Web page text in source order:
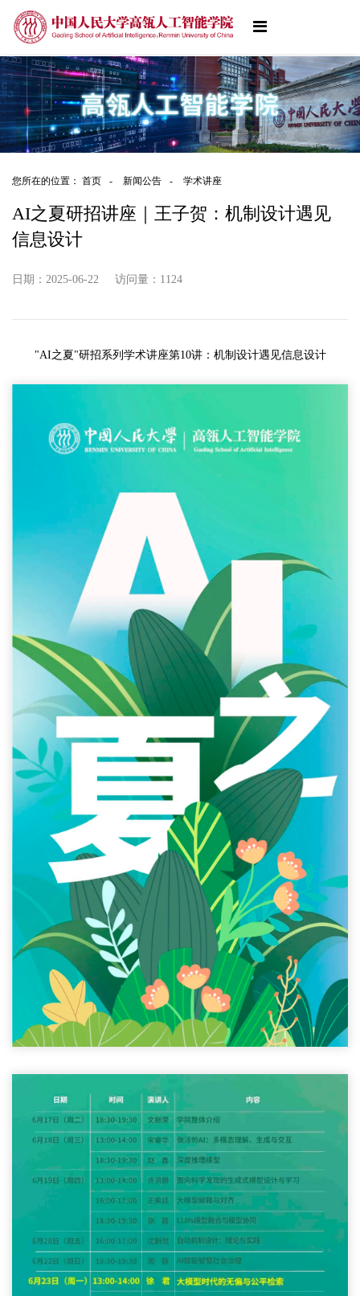
您所在的位置： 首页 - 新闻公告 - 学术讲座
AI之夏研招讲座｜王子贺：机制设计遇见
信息设计
日期：2025-06-22 访问量： 1124
"AI之夏"研招系列学术讲座第10讲：机制设计遇见信息设计